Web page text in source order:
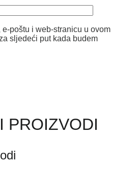
e-poštu i web-stranicu u ovom
sljedeći put kada budem
PROIZVODI